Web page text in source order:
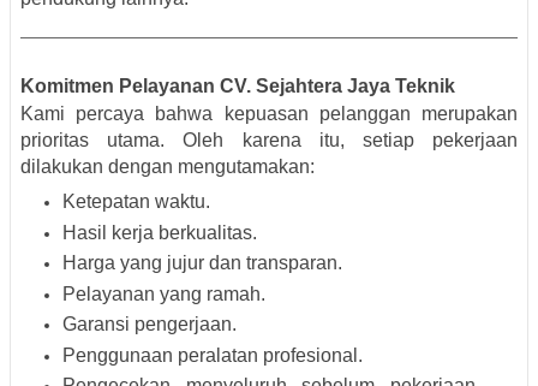
Komitmen Pelayanan CV. Sejahtera Jaya Teknik
Kami percaya bahwa kepuasan pelanggan merupakan
prioritas utama. Oleh karena itu, setiap pekerjaan
dilakukan dengan mengutamakan:
Ketepatan waktu.
Hasil kerja berkualitas.
Harga yang jujur dan transparan.
Pelayanan yang ramah.
Garansi pengerjaan.
Penggunaan peralatan profesional.